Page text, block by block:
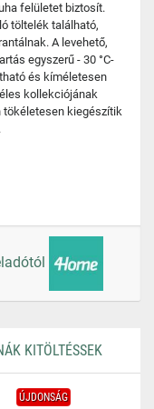
felületet biztosít.
töltelék található,
A levehető,
egyszerű - 30 °C-
és kíméletesen
kollekciójának
tökéletesen kiegészítik
KITÖLTÉSSEK
ÚJDONSÁG